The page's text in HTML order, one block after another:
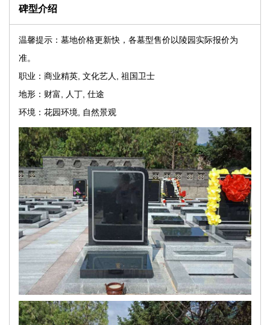
碑型介绍
温馨提示：墓地价格更新快，各墓型售价以陵园实际报价为
准。
职业：商业精英, 文化艺人, 祖国卫士
地形：财富, 人丁, 仕途
环境：花园环境, 自然景观